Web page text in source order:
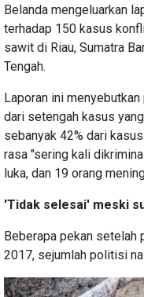
Belanda mengeluarkan
terhadap 150 kasus
sawit di Riau, Sumatra
Tengah.
Laporan ini
dari setengah kasus
sebanyak 42% dari
rasa "sering kali
luka, dan 19 orang
'Tidak selesai' meski
Beberapa pekan setelah
2017, sejumlah politisi